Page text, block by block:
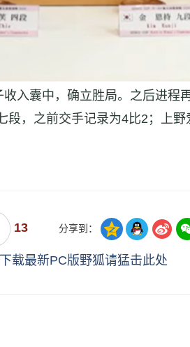
入囊中，确立胜局。之后进程
，之前交手记录为4比2；上
13 分享到：
下载最新PC版野狐请猛击此处